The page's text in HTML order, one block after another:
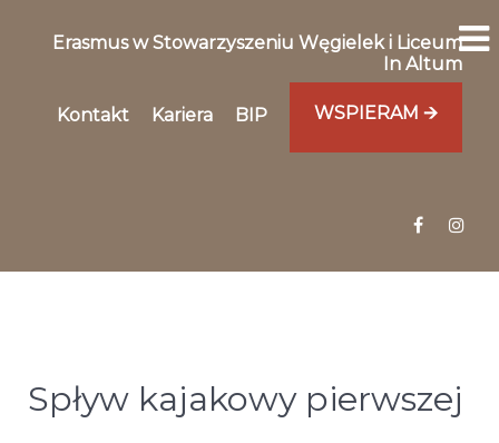
Erasmus w Stowarzyszeniu Węgielek i Liceum
In Altum
Kontakt Kariera BIP WSPIERAM 🡪
Spływ kajakowy pierwszej